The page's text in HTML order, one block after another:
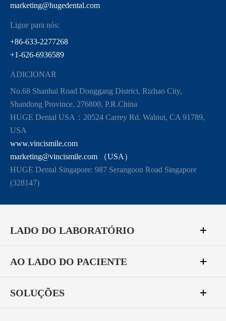
marketing@hugedental.com
Ligue para nós:
+86-633-2277268
+1-626-6936589
ADICIONAR
No.68 Shanhai Road Donggang District, Rizhao City,
Shandong Province, 276800, P.R.China
HUGE Dental USA：20524 Carrey Rd. Walnut, CA 91789,
USA
www.vincismile.com
marketing@vincismile.com （USA）
HUGE Dental Singapore: 987 Serangoon Road Singapore
(328147)
LADO DO LABORATÓRIO
AO LADO DO PACIENTE
SOLUÇÕES